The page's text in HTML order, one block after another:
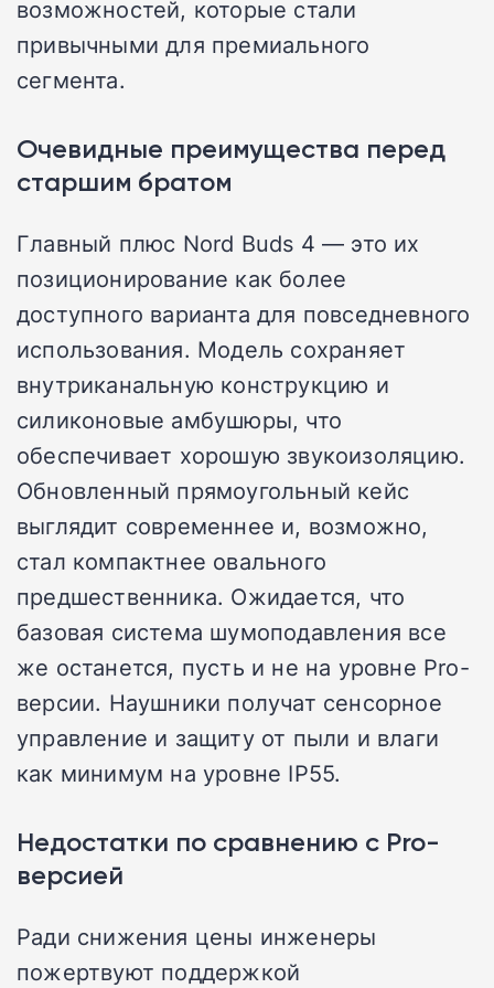
возможностей, которые стали
привычными для премиального
сегмента.
Очевидные преимущества перед
старшим братом
Главный плюс Nord Buds 4 — это их
позиционирование как более
доступного варианта для повседневного
использования. Модель сохраняет
внутриканальную конструкцию и
силиконовые амбушюры, что
обеспечивает хорошую звукоизоляцию.
Обновленный прямоугольный кейс
выглядит современнее и, возможно,
стал компактнее овального
предшественника. Ожидается, что
базовая система шумоподавления все
же останется, пусть и не на уровне Pro-
версии. Наушники получат сенсорное
управление и защиту от пыли и влаги
как минимум на уровне IP55.
Недостатки по сравнению с Pro-
версией
Ради снижения цены инженеры
пожертвуют поддержкой